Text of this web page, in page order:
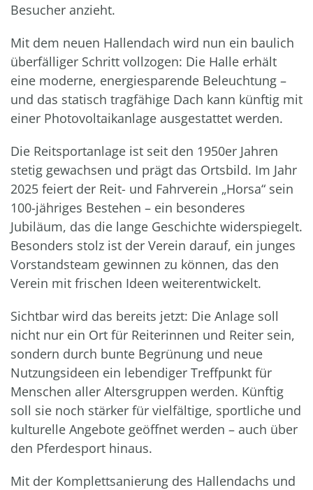
Besucher anzieht.
Mit dem neuen Hallendach wird nun ein baulich
überfälliger Schritt vollzogen: Die Halle erhält
eine moderne, energiesparende Beleuchtung –
und das statisch tragfähige Dach kann künftig mit
einer Photovoltaikanlage ausgestattet werden.
Die Reitsportanlage ist seit den 1950er Jahren
stetig gewachsen und prägt das Ortsbild. Im Jahr
2025 feiert der Reit- und Fahrverein „Horsa“ sein
100-jähriges Bestehen – ein besonderes
Jubiläum, das die lange Geschichte widerspiegelt.
Besonders stolz ist der Verein darauf, ein junges
Vorstandsteam gewinnen zu können, das den
Verein mit frischen Ideen weiterentwickelt.
Sichtbar wird das bereits jetzt: Die Anlage soll
nicht nur ein Ort für Reiterinnen und Reiter sein,
sondern durch bunte Begrünung und neue
Nutzungsideen ein lebendiger Treffpunkt für
Menschen aller Altersgruppen werden. Künftig
soll sie noch stärker für vielfältige, sportliche und
kulturelle Angebote geöffnet werden – auch über
den Pferdesport hinaus.
Mit der Komplettsanierung des Hallendachs und